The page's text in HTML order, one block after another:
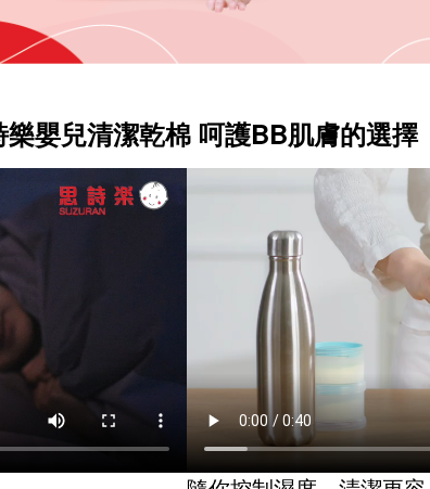
樂嬰兒清潔乾棉 呵護BB肌膚的選擇